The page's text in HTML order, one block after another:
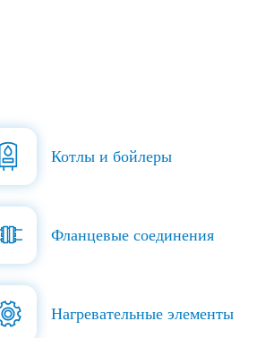
Котлы и бойлеры
Фланцевые соединения
Нагревательные элементы